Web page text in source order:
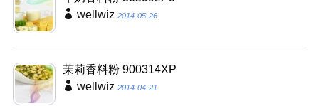
wellwiz 2014-05-26
茉莉香料粉 900314XP
wellwiz 2014-04-21